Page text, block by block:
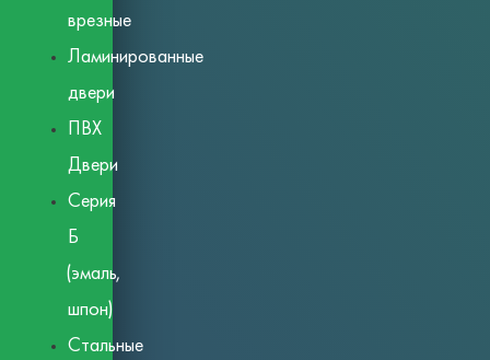
врезные
Ламинированные
двери
ПВХ
Двери
Серия
Б
(эмаль,
шпон)
Стальные